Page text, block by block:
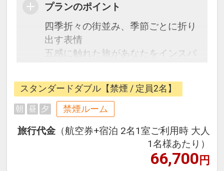
プランのポイント
四季折々の街並み、季節ごとに折り
出す表情
五感に触れた旅があなたをインスパ
沢」
金沢駅から徒歩4分とアクセス抜
群。
スタンダードダブル【禁煙 / 定員2名】
朝 昼 夕 禁煙ルーム
旅行代金 （航空券+宿泊 2名1室ご利用時 大人
1名様あたり）
66,700円